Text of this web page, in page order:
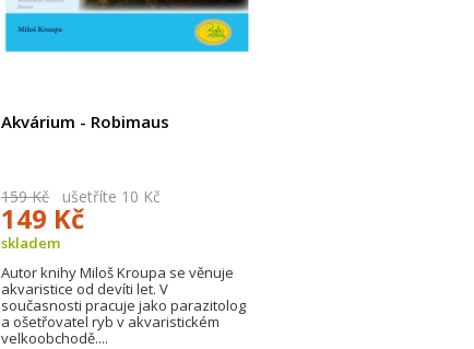
Akvárium - Robimaus
159 Kč ušetříte 10 Kč
149 Kč
skladem
Autor knihy Miloš Kroupa se věnuje
akvaristice od devíti let. V
současnosti pracuje jako parazitolog
a ošetřovatel ryb v akvaristickém
velkoobchodě....